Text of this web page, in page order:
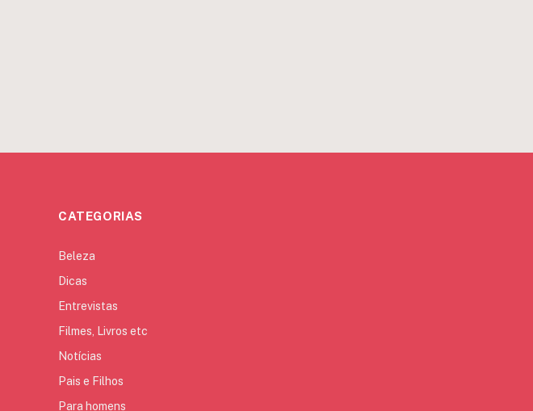
CATEGORIAS
Beleza
Dicas
Entrevistas
Filmes, Livros etc
Notícias
Pais e Filhos
Para homens